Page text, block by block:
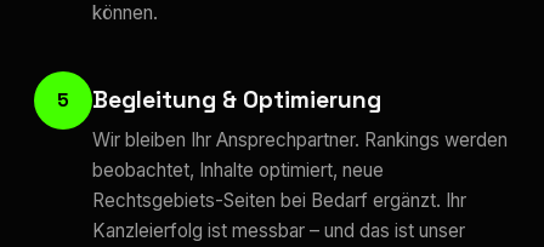
können.
5 Begleitung & Optimierung
Wir bleiben Ihr Ansprechpartner. Rankings werden
beobachtet, Inhalte optimiert, neue
Rechtsgebiets-Seiten bei Bedarf ergänzt. Ihr
Kanzleierfolg ist messbar – und das ist unser